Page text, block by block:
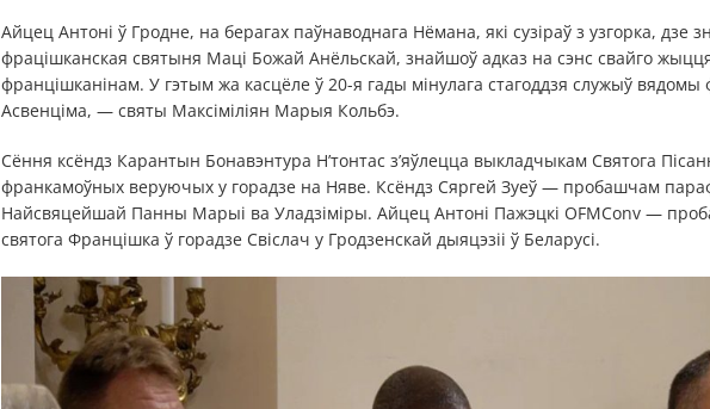
Айцец Антоні ў Гродне, на берагах паўнаводнага Нёмана, які сузіраў з узгорка, дзе
фрацішканская святыня Маці Божай Анёльскай, знайшоў адказ на сэнс свайго
францішканінам. У гэтым жа касцёле ў 20-я гады мінулага стагоддзя служыў вядомы
Асвенціма, — святы Максіміліян Марыя Кольбэ.
Сёння ксёндз Карантын Бонавэнтура Н’тонтас з’яўлецца выкладчыкам Святога
франкамоўных веруючых у горадзе на Няве. Ксёндз Сяргей Зуеў — пробашчам
Найсвяцейшай Панны Марыі ва Уладзіміры. Айцец Антоні Пажэцкі OFMConv —
святога Францішка ў горадзе Свіслач у Гродзенскай дыяцэзіі ў Беларусі.